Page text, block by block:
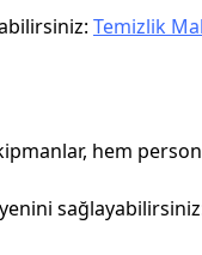
Temizlik
hem